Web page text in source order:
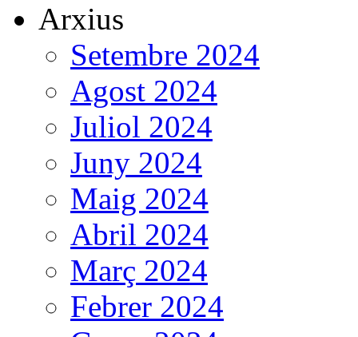
Arxius
Setembre 2024
Agost 2024
Juliol 2024
Juny 2024
Maig 2024
Abril 2024
Març 2024
Febrer 2024